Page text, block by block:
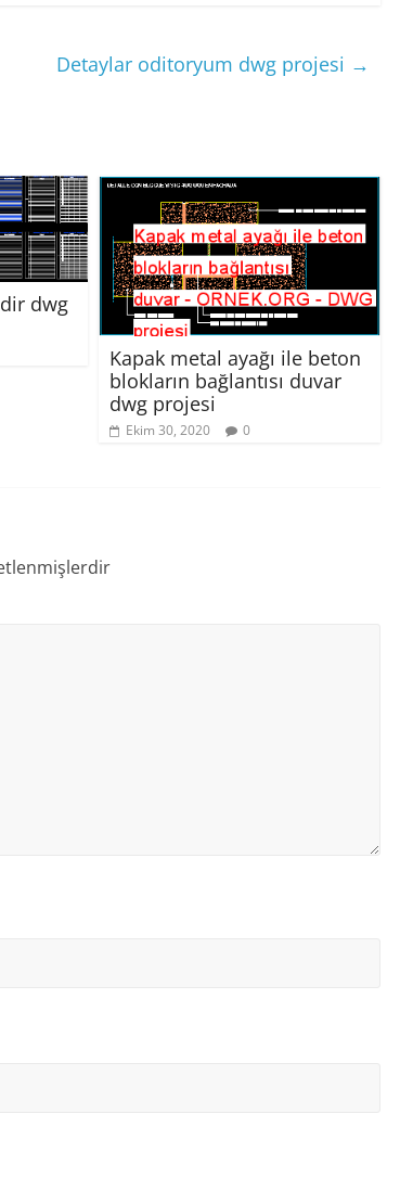
Detaylar oditoryum dwg projesi →
dwg
Kapak metal ayağı ile beton
blokların bağlantısı duvar
dwg projesi
Ekim 30, 2020 0